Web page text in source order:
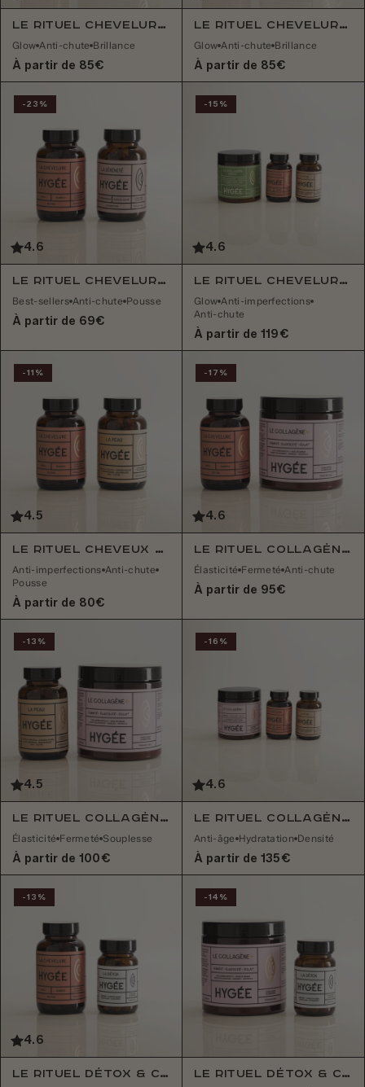
Le Rituel Chevelure & Collagène Matcha
Glow Anti-chute Brillance
À partir de 85€
Le Rituel Chevelure & Collagène Neutre
Glow Anti-chute Brillance
À partir de 85€
-23%
4.6
Le Rituel Chevelure & Sérénité+
Best-sellers Anti-chute Pousse
À partir de 69€
-15%
4.6
Le Rituel Chevelure, Peau & Collagène (saveur au choix)
Glow Anti-imperfections
Anti-chute
À partir de 119€
-11%
4.5
Le Rituel Cheveux & Peau
Anti-imperfections Anti-chute
Pousse
À partir de 80€
-17%
4.6
Le Rituel Collagène+ & Chevelure
Élasticité Fermeté Anti-chute
À partir de 95€
-13%
4.5
Le Rituel Collagène+ & Peau
Élasticité Fermeté Souplesse
À partir de 100€
-16%
4.6
Le Rituel Collagène+, Peau & Chevelure
Anti-âge Hydratation Densité
À partir de 135€
-13%
4.6
Le Rituel Détox & Chevelure
-14%
Le Rituel Détox & Collagène+